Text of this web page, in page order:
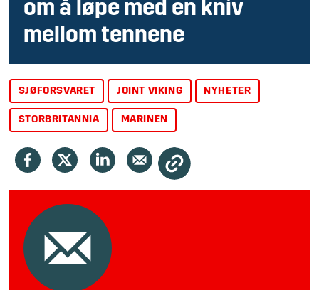
om å løpe med en kniv
mellom tennene
SJØFORSVARET JOINT VIKING NYHETER
STORBRITANNIA MARINEN